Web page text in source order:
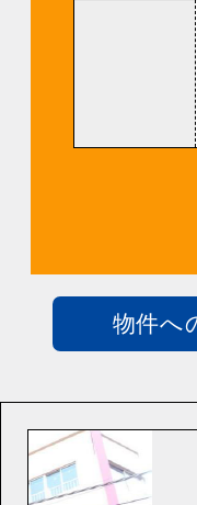
物件へ